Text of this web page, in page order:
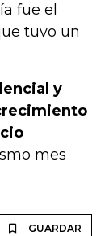
fue el
tuvo un
y
mes
GUARDAR